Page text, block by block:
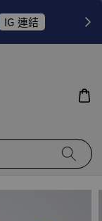
IG 連結